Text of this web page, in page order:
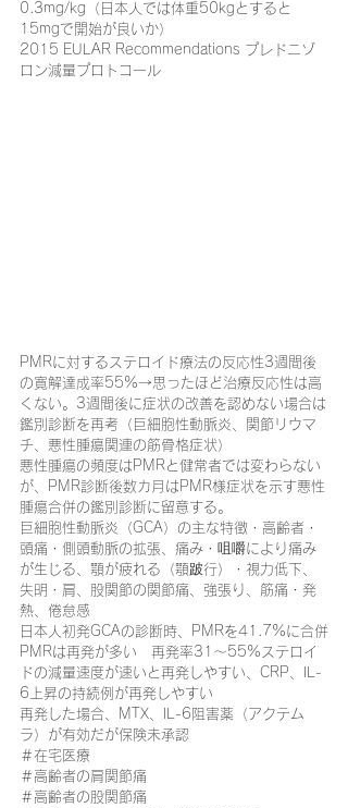
0.3mg/kg（日本人では体重50kgとすると
15mgで開始が良いか）
2015 EULAR Recommendations プレドニゾ
ロン減量プロトコール
PMRに対するステロイド療法の反応性3週間後
の寛解達成率55%→思ったほど治療反応性は高
くない。3週間後に症状の改善を認めない場合は
鑑別診断を再考（巨細胞性動脈炎、関節リウマ
チ、悪性腫瘍関連の筋骨格症状）
悪性腫瘍の頻度はPMRと健常者では変わらない
が、PMR診断後数カ月はPMR様症状を示す悪性
腫瘍合併の鑑別診断に留意する。
巨細胞性動脈炎（GCA）の主な特徴・高齢者・
頭痛・側頭動脈の拡張、痛み・咀嚼により痛み
が生じる、顎が疲れる（顎跛行）・視力低下、
失明・肩、股関節の関節痛、強張り、筋痛・発
熱、倦怠感
日本人初発GCAの診断時、PMRを41.7%に合併
PMRは再発が多い　再発率31〜55%ステロイ
ドの減量速度が速いと再発しやすい、CRP、IL-
6上昇の持続例が再発しやすい
再発した場合、MTX、IL-6阻害薬（アクテム
ラ）が有効だが保険未承認
＃在宅医療
＃高齢者の肩関節痛
＃高齢者の股関節痛